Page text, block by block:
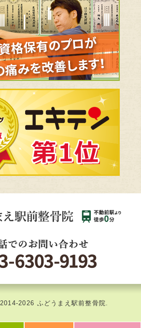
2014-2026 ふどうまえ駅前整骨院.